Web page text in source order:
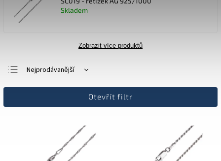
Skladem
Zobrazit více produktů
Doporučujeme
Nejprodávanější
Otevřít filtr